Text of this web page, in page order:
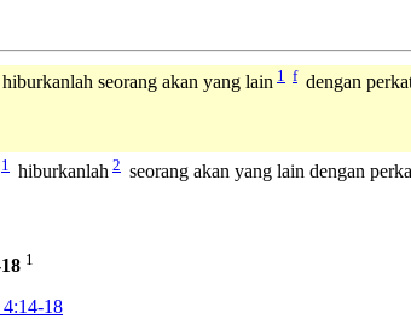
seorang akan yang lain 1 f dengan
1 hiburkanlah 2 seorang akan yang lain dengan
1
4:14-18